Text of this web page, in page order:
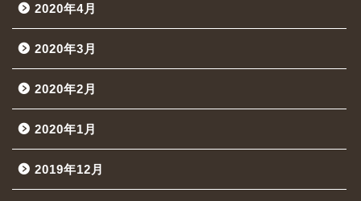
2020年4月
2020年3月
2020年2月
2020年1月
2019年12月